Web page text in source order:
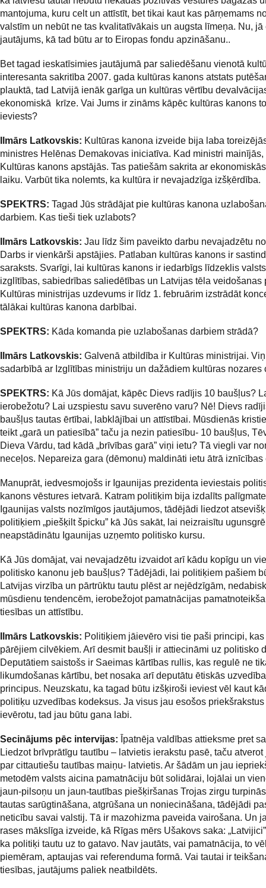
mantojuma, kuru celt un attīstīt, bet tikai kaut kas pārņemams
valstīm un nebūt ne tas kvalitatīvākais un augsta līmeņa. Nu, jā
jautājums, kā tad būtu ar to Eiropas fondu apzināšanu..
Bet tagad ieskatīsimies jautājumā par saliedēšanu vienotā
interesanta sakritība 2007. gada kultūras kanons atstats
plauktā, tad Latvijā ienāk garīga un kultūras vērtību
ekonomiskā krīze. Vai Jums ir zināms kāpēc kultūras kanons
ieviests?
Ilmārs Latkovskis: Kultūras kanona izveide bija laba
ministres Helēnas Demakovas iniciatīva. Kad ministri mainījās,
Kultūras kanons apstājās. Tas patiešām sakrita ar
laiku. Varbūt tika nolemts, ka kultūra ir nevajadzīga izšķērdība.
SPEKTRS: Tagad Jūs strādājat pie kultūras kanona
darbiem. Kas tieši tiek uzlabots?
Ilmārs Latkovskis: Jau līdz šim paveikto darbu nevajadzētu
Darbs ir vienkārši apstājies. Patlaban kultūras kanons ir
saraksts. Svarīgi, lai kultūras kanons ir iedarbīgs līdzeklis
izglītības, sabiedrības saliedētības un Latvijas tēla veidošanas
Kultūras ministrijas uzdevums ir līdz 1. februārim izstrādāt
tālākai kultūras kanona darbībai.
SPEKTRS: Kāda komanda pie uzlabošanas darbiem strādā?
Ilmārs Latkovskis: Galvenā atbildība ir Kultūras ministrijai.
sadarbībā ar Izglītības ministriju un dažādiem kultūras nozares
SPEKTRS: Kā Jūs domājat, kāpēc Dievs radījis 10 baušļus?
ierobežotu? Lai uzspiestu savu suverēno varu? Nē! Dievs
baušļus tautas ērtībai, labklājībai un attīstībai. Mūsdienās
teikt „garā un patiesībā” taču ja nezin patiesību- 10 baušļus,
Dieva Vārdu, tad kādā „brīvības garā” viņi ietu? Tā viegli var
neceļos. Nepareiza gara (dēmonu) maldināti ietu ātrā iznīcības
Manuprāt, iedvesmojošs ir Igaunijas prezidenta ieviestais
kanons vēstures ietvarā. Katram politiķim bija izdalīts
Igaunijas valsts nozīmīgos jautājumos, tādējādi liedzot
politiķiem „piešķilt špicku” kā Jūs sakāt, lai neizraisītu
neapstādinātu Igaunijas uzņemto politisko kursu.
Kā Jūs domājat, vai nevajadzētu izvaidot arī kādu kopīgu un
politisko kanonu jeb baušļus? Tādējādi, lai politiķiem pašiem
Latvijas virzība un pārtrūktu tautu plēst ar nejēdzīgām,
mūsdienu tendencēm, ierobežojot pamatnācijas
tiesības un attīstību.
Ilmārs Latkovskis: Politiķiem jāievēro visi tie paši principi,
pārējiem cilvēkiem. Arī desmit baušļi ir attiecināmi uz politisko
Deputātiem saistošs ir Saeimas kārtības rullis, kas regulē ne
likumdošanas kārtību, bet nosaka arī deputātu ētiskās
principus. Neuzskatu, ka tagad būtu izšķiroši ieviest vēl kaut
politiķu uzvedības kodeksus. Ja visus jau esošos
ievērotu, tad jau būtu gana labi.
Secinājums pēc intervijas: Īpatnēja valdības attieksme pret
Liedzot brīvprātīgu tautību – latvietis ierakstu pasē, taču
par cittautiešu tautības maiņu- latvietis. Ar šādām un jau
metodēm valsts aicina pamatnāciju būt solidārai, lojālai un
jaun-pilsoņu un jaun-tautības piešķiršanas Trojas zirgu
tautas sarūgtināšana, atgrūšana un noniecināšana, tādējādi
neticību savai valstij. Tā ir mazohizma paveida vairošana. Un
rases mākslīga izveide, kā Rīgas mērs Ušakovs saka:
ka politiķi tautu uz to gatavo. Nav jautāts, vai pamatnācija, to
piemēram, aptaujas vai referenduma formā. Vai tautai ir
tiesības, jautājums paliek neatbildēts.